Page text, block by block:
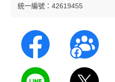
統一編號：42619455